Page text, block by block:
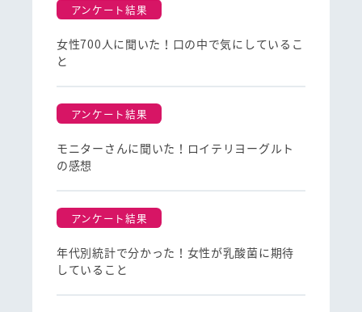
アンケート結果
女性700人に聞いた！口の中で気にしているこ
と
アンケート結果
モニターさんに聞いた！ロイテリヨーグルト
の感想
アンケート結果
年代別統計で分かった！女性が乳酸菌に期待
していること